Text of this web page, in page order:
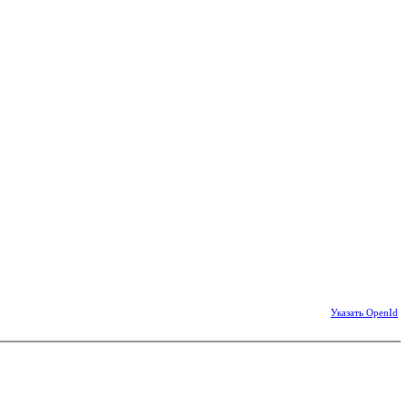
Указать OpenId